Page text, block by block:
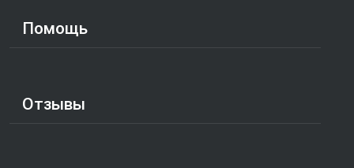
Помощь
Отзывы